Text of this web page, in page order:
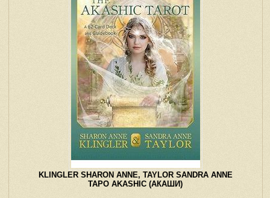
KLINGLER SHARON ANNE, TAYLOR SANDRA ANNE
ТАРО AKASHIC (АКАШИ)